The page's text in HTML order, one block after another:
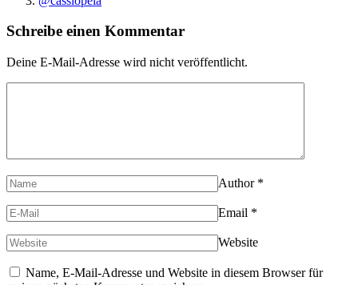
Schreibe einen Kommentar
Deine E-Mail-Adresse wird nicht veröffentlicht.
Author *
Email *
Website
Name, E-Mail-Adresse und Website in diesem Browser für